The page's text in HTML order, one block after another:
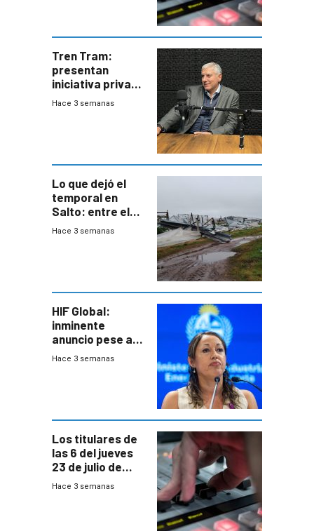
Tren Tram:
presentan
iniciativa privada
para una red de
Hace 3 semanas
Lo que dejó el
temporal en
Salto: entre el
impacto
Hace 3 semanas
HIF Global:
inminente
anuncio pese a
declaración de
gobierno
Hace 3 semanas
Los titulares de
las 6 del jueves
23 de julio de
2026
Hace 3 semanas